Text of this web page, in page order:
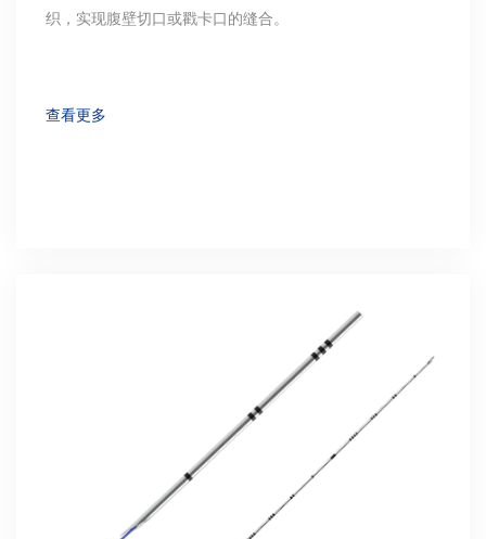
织，实现腹壁切口或戳卡口的缝合。
查看更多